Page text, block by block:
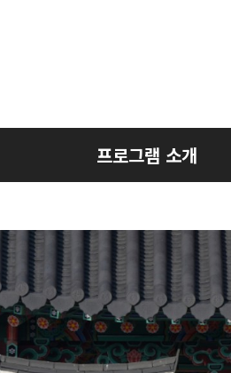
프로그램 소개